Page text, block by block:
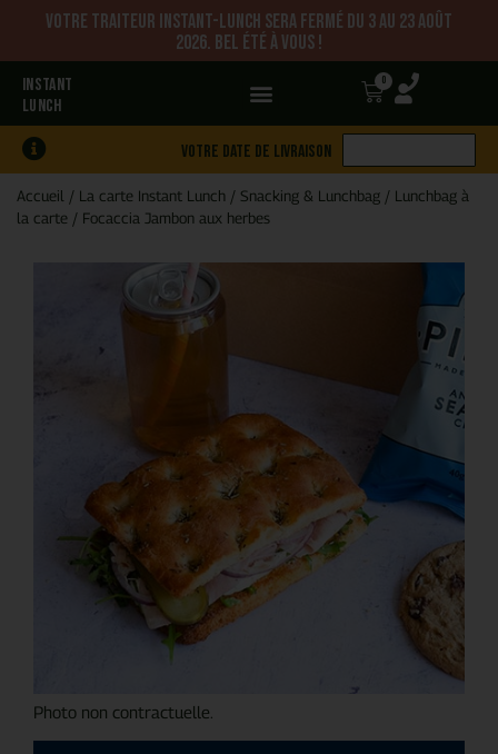
Votre traiteur Instant-Lunch sera fermé du 3 au 23 août
2026. Bel été à vous !
INSTANT
LUNCH
0
Votre date de livraison
Accueil / La carte Instant Lunch / Snacking & Lunchbag / Lunchbag à
la carte / Focaccia Jambon aux herbes
Photo non contractuelle.